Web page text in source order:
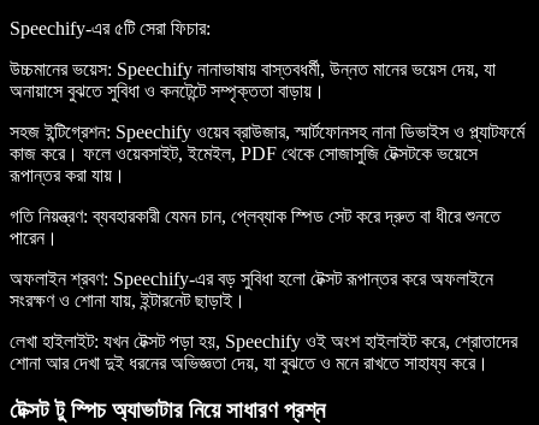
Speechify-এর ৫টি সেরা ফিচার:
উচ্চমানের ভয়েস: Speechify নানাভাষায় বাস্তবধর্মী, উন্নত মানের ভয়েস দেয়, যা
অনায়াসে বুঝতে সুবিধা ও কনটেন্টে সম্পৃক্ততা বাড়ায়।
সহজ ইন্টিগ্রেশন: Speechify ওয়েব ব্রাউজার, স্মার্টফোনসহ নানা ডিভাইস ও প্ল্যাটফর্মে
কাজ করে। ফলে ওয়েবসাইট, ইমেইল, PDF থেকে সোজাসুজি টেক্সটকে ভয়েসে
রূপান্তর করা যায়।
গতি নিয়ন্ত্রণ: ব্যবহারকারী যেমন চান, প্লেব্যাক স্পিড সেট করে দ্রুত বা ধীরে শুনতে
পারেন।
অফলাইন শ্রবণ: Speechify-এর বড় সুবিধা হলো টেক্সট রূপান্তর করে অফলাইনে
সংরক্ষণ ও শোনা যায়, ইন্টারনেট ছাড়াই।
লেখা হাইলাইট: যখন টেক্সট পড়া হয়, Speechify ওই অংশ হাইলাইট করে, শ্রোতাদের
শোনা আর দেখা দুই ধরনের অভিজ্ঞতা দেয়, যা বুঝতে ও মনে রাখতে সাহায্য করে।
টেক্সট টু স্পিচ অ্যাভাটার নিয়ে সাধারণ প্রশ্ন